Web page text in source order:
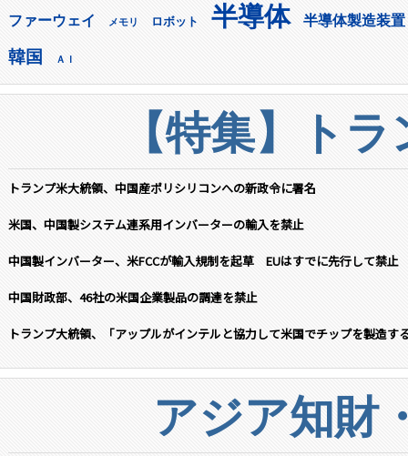
ファーウェイ メモリ ロボット 半導体 半導体製造装置
韓国 ＡＩ
【特集】ト
トランプ米大統領、中国産ポリシリコンへの新政令に署名
米国、中国製システム連系用インバーターの輸入を禁止
中国製インバーター、米FCCが輸入規制を起草 EUはすでに先行して禁止
中国財政部、46社の米国企業製品の調達を禁止
トランプ大統領、「アップルがインテルと協力して米国でチップを製造す
アジア知財